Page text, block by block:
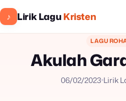
♪ Lirik LaguKristen
LAGU
Akulah
06/02/2023 Lirik